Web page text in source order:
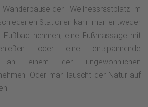
Wanderpause den "Wellnessrastplatz Im
Stationen kann man entweder
Fußbad nehmen, eine Fußmassage mit
oder eine entspannende
an einem der ungewöhnlichen
Oder man lauscht der Natur auf